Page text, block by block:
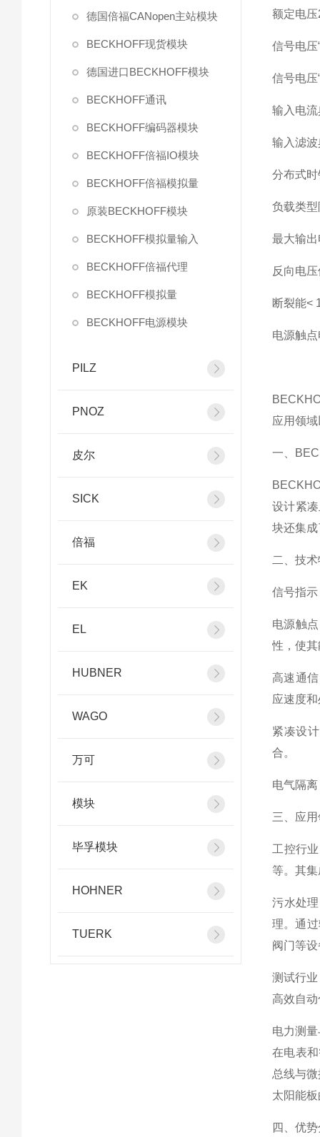
德国倍福CANopen主站模块
BECKHOFF现货模块
德国进口BECKHOFF模块
BECKHOFF通讯
BECKHOFF编码器模块
BECKHOFF倍福IO模块
BECKHOFF倍福模拟量
原装BECKHOFF模块
BECKHOFF模拟量输入
BECKHOFF倍福代理
BECKHOFF模拟量
BECKHOFF电源模块
PILZ
PNOZ
皮尔
SICK
倍福
EK
EL
HUBNER
WAGO
万可
模块
毕孚模块
HOHNER
TUERK
额定电压
信号电压
信号电压
输入电流
输入滤波
分布式时
负载类型
最大输
反向电
断裂能<
电源触
应用领
一、
设计紧
块还集
二、技
信号指
电源触
性，使
高速通
应速度
紧凑设
合。
电气隔
三、应
工控行
等。其
污水处
理。通
阀门等
测试行
高效自
电力测
在电表
总线与
太阳能
四、优